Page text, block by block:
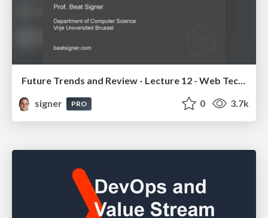
Future Trends and Review - Lecture 12 - Web Technologies (1019888BNR)
signer
PRO 0 3.7k